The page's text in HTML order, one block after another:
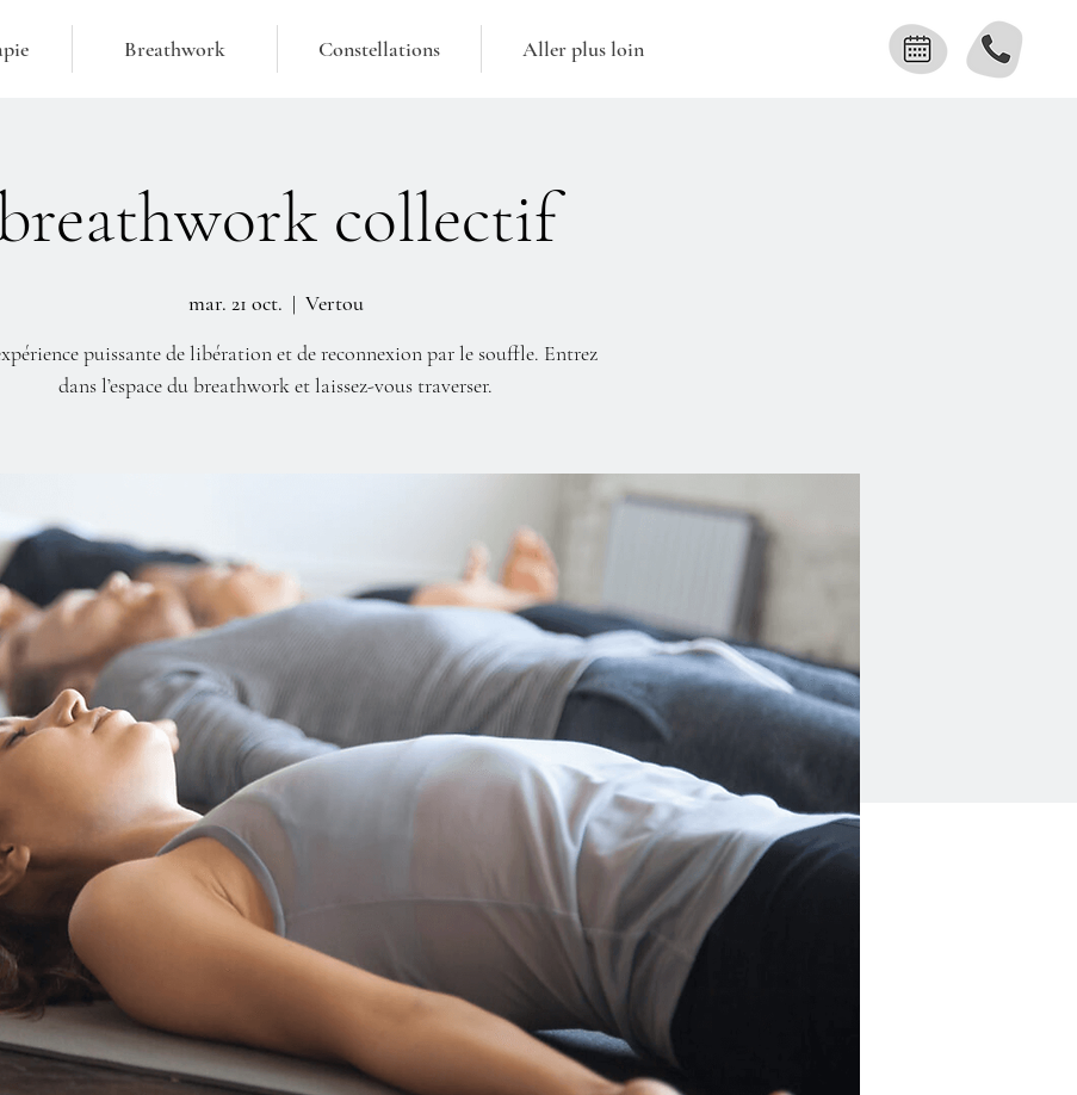
Breathwork Constellations Aller plus loin
collectif
mar. 21 oct.
  |
Vertou
puissante de libération et de reconnexion par le souffle. Entrez
dans l’espace du breathwork et laissez-vous traverser.